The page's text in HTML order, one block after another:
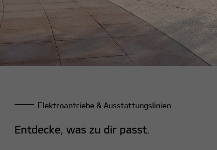
Elektroantriebe & Ausstattungslinien
Entdecke, was zu dir passt.